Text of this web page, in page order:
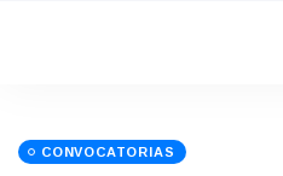
CONVOCATORIAS